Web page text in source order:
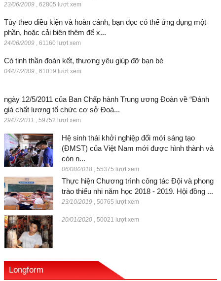
23/06/2009 62805 lượt xem
Tùy theo điều kiện và hoàn cảnh, bạn đọc có thể ứng dụng một
phần, hoặc cải biên thêm để x...
24/06/2009 61160 lượt xem
Có tinh thần đoàn kết, thương yêu giúp đỡ bạn bè
04/07/2009 61019 lượt xem
ngày 12/5/2011 của Ban Chấp hành Trung ương Đoàn về “Đánh
giá chất lượng tổ chức cơ sở Đoà...
29/07/2011 59752 lượt xem
Hệ sinh thái khởi nghiệp đổi mới sáng tạo
(ĐMST) của Việt Nam mới được hình thành và
còn n...
06/08/2018 55375 lượt xem
Thực hiện Chương trình công tác Đội và phong
trào thiếu nhi năm học 2018 - 2019. Hội đồng ...
23/10/2019 50765 lượt xem
20/01/2020 50021 lượt xem
Longform